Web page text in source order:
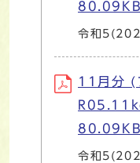
令和
11月分 (
令和